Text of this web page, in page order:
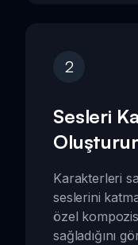
2
Sesleri
Karakterleri
seslerini
özel
sağladığını